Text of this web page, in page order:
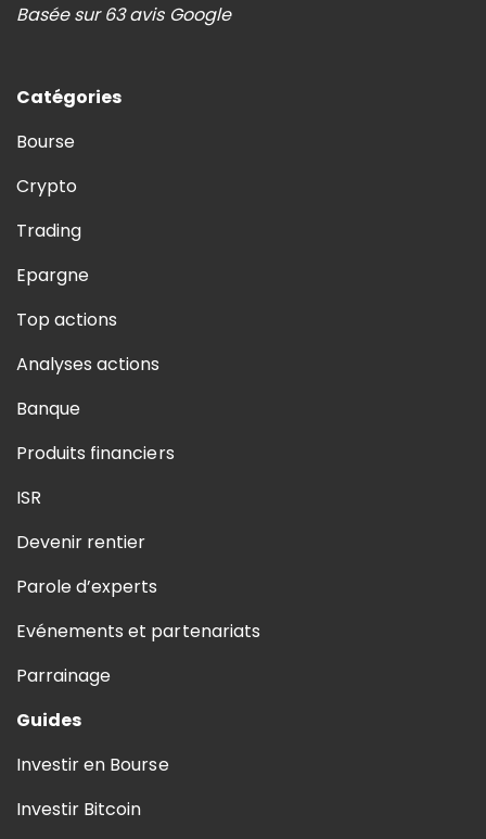
Basée sur 63 avis Google
Catégories
Bourse
Crypto
Trading
Epargne
Top actions
Analyses actions
Banque
Produits financiers
ISR
Devenir rentier
Parole d’experts
Evénements et partenariats
Parrainage
Guides
Investir en Bourse
Investir Bitcoin